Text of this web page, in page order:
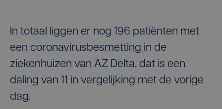
In totaal liggen er nog 196 patiënten met
een coronavirusbesmetting in de
ziekenhuizen van AZ Delta, dat is een
daling van 11 in vergelijking met de vorige
dag.